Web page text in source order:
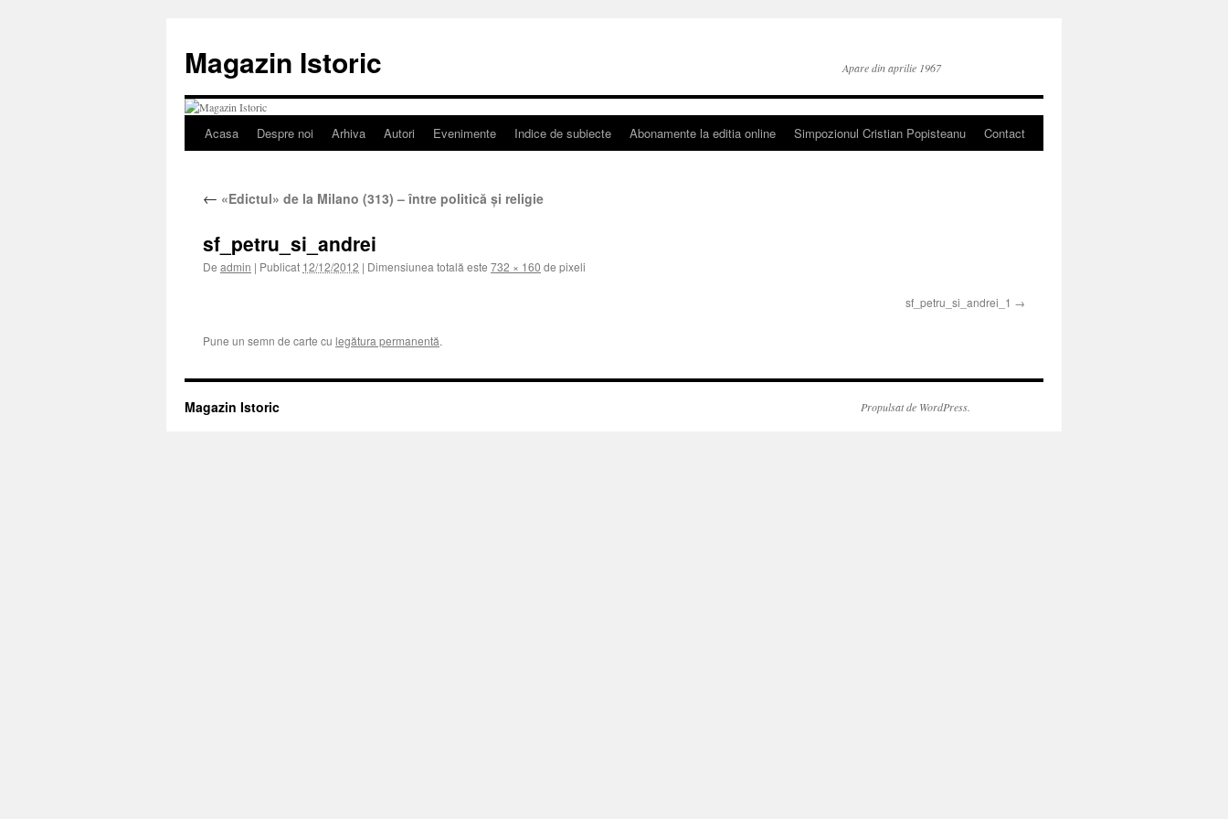
conținut
Magazin Istoric Apare din aprilie 1967
Acasa Despre noi Arhiva Autori Evenimente Indice de subiecte Abonamente la editia online Simpozionul Cristian Popisteanu Contact
← «Edictul» de la Milano (313) – între politică și religie
sf_petru_si_andrei
De admin | Publicat 12/12/2012 | Dimensiunea totală este 732 × 160 de pixeli
sf_petru_si_andrei_1
Pune un semn de carte cu legătura permanentă.
Magazin Istoric Propulsat de WordPress.